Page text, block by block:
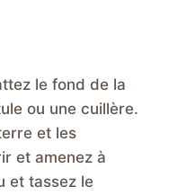
le fond de la
ou une cuillère.
et les
et amenez à
et tassez le